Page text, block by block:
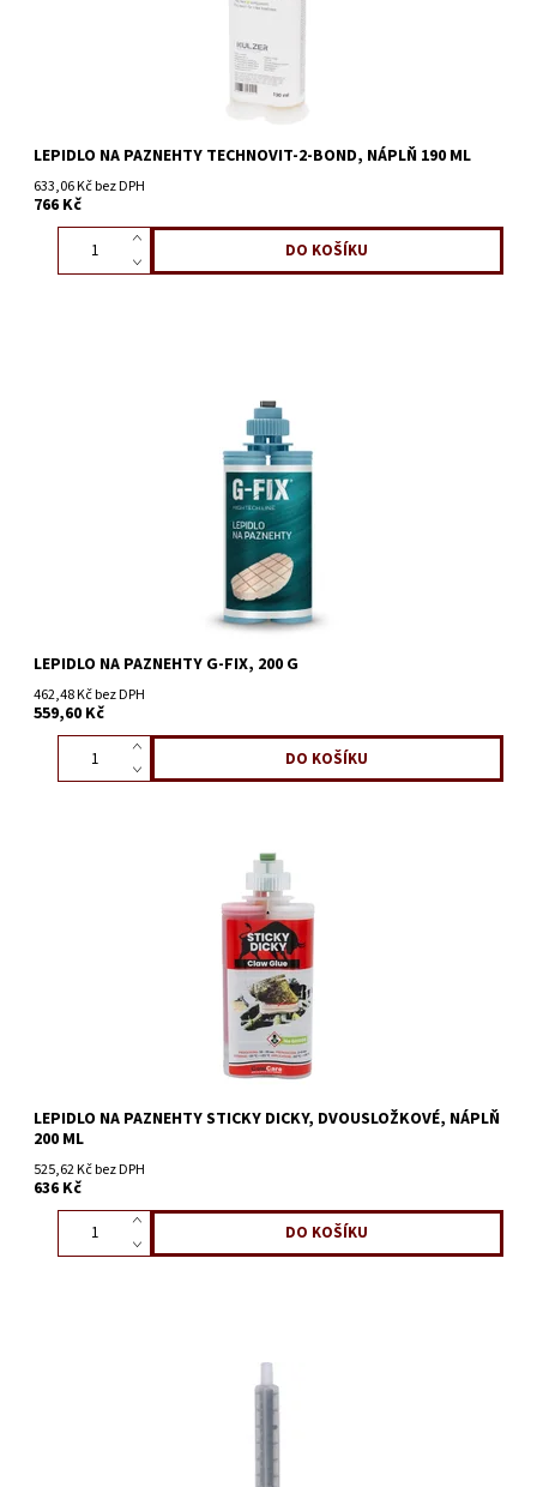
LEPIDLO NA PAZNEHTY TECHNOVIT-2-BOND, NÁPLŇ 190 ML
633,06 Kč bez DPH
766 Kč
LEPIDLO NA PAZNEHTY G-FIX, 200 G
462,48 Kč bez DPH
559,60 Kč
LEPIDLO NA PAZNEHTY STICKY DICKY, DVOUSLOŽKOVÉ, NÁPLŇ
200 ML
525,62 Kč bez DPH
636 Kč